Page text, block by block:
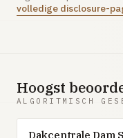
volledige disclosure-
Hoogst
ALGORITMISCH
Dakcentrale Dam